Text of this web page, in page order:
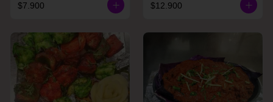
$7.900 $12.900